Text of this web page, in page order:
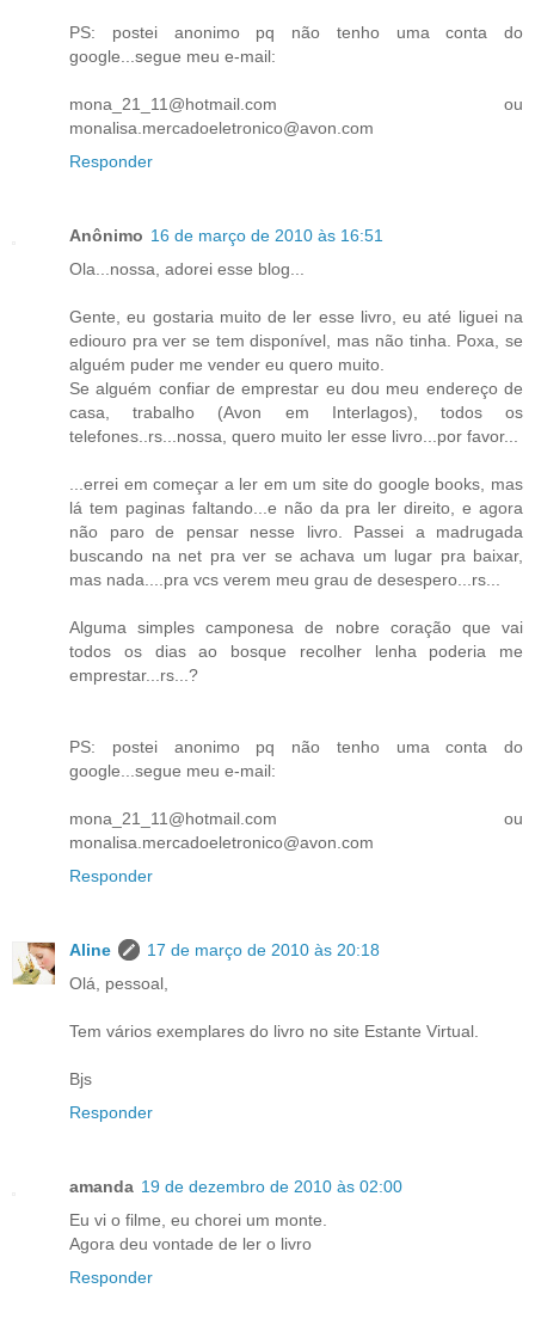
PS: postei anonimo pq não tenho uma conta do
google...segue meu e-mail:
mona_21_11@hotmail.com ou
monalisa.mercadoeletronico@avon.com
Responder
Anônimo 16 de março de 2010 às 16:51
Ola...nossa, adorei esse blog...
Gente, eu gostaria muito de ler esse livro, eu até liguei na
ediouro pra ver se tem disponível, mas não tinha. Poxa, se
alguém puder me vender eu quero muito.
Se alguém confiar de emprestar eu dou meu endereço de
casa, trabalho (Avon em Interlagos), todos os
telefones..rs...nossa, quero muito ler esse livro...por favor...
...errei em começar a ler em um site do google books, mas
lá tem paginas faltando...e não da pra ler direito, e agora
não paro de pensar nesse livro. Passei a madrugada
buscando na net pra ver se achava um lugar pra baixar,
mas nada....pra vcs verem meu grau de desespero...rs...
Alguma simples camponesa de nobre coração que vai
todos os dias ao bosque recolher lenha poderia me
emprestar...rs...?
PS: postei anonimo pq não tenho uma conta do
google...segue meu e-mail:
mona_21_11@hotmail.com ou
monalisa.mercadoeletronico@avon.com
Responder
Aline
17 de março de 2010 às 20:18
Olá, pessoal,
Tem vários exemplares do livro no site Estante Virtual.
Bjs
Responder
amanda 19 de dezembro de 2010 às 02:00
Eu vi o filme, eu chorei um monte.
Agora deu vontade de ler o livro
Responder